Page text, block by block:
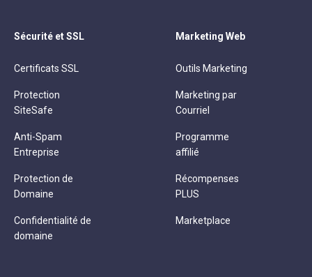
Sécurité et SSL
Certificats SSL
Protection
SiteSafe
Anti-Spam
Entreprise
Protection de
Domaine
Confidentialité de
domaine
Marketing Web
Outils Marketing
Marketing par
Courriel
Programme
affilié
Récompenses
PLUS
Marketplace